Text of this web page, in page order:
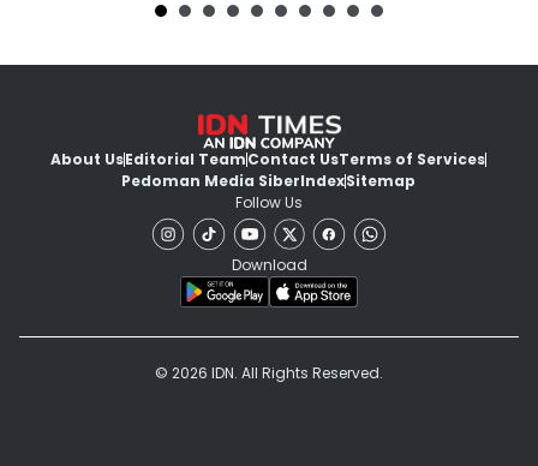
About UsEditorial TeamContact UsTerms of Services
Pedoman Media SiberIndexSitemap
Follow Us
Download
© 2026 IDN. All Rights Reserved.